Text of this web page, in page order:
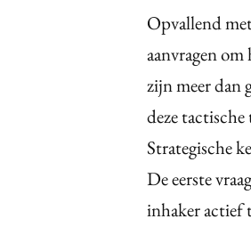
Opvallend
aanvragen
zijn meer dan
deze
Strategische
De eerste
inhaker actief